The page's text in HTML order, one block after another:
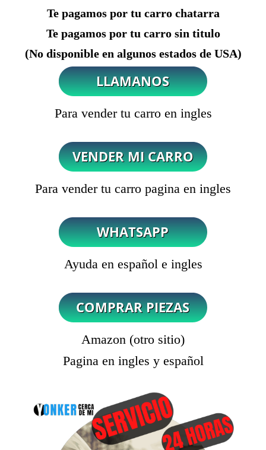
Te pagamos por tu carro chatarra
Te pagamos por tu carro sin titulo
(No disponible en algunos estados de USA)
Para vender tu carro en ingles
Para vender tu carro pagina en ingles
Ayuda en español e ingles
Amazon (otro sitio)
Pagina en ingles y español